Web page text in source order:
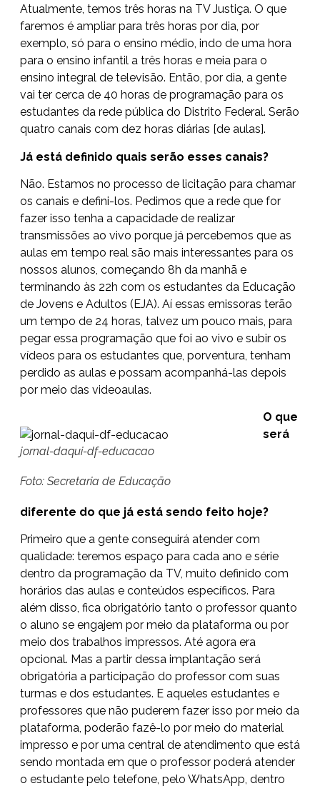
Atualmente, temos três horas na TV Justiça. O que
faremos é ampliar para três horas por dia, por
exemplo, só para o ensino médio, indo de uma hora
para o ensino infantil a três horas e meia para o
ensino integral de televisão. Então, por dia, a gente
vai ter cerca de 40 horas de programação para os
estudantes da rede pública do Distrito Federal. Serão
quatro canais com dez horas diárias [de aulas].
Já está definido quais serão esses canais?
Não. Estamos no processo de licitação para chamar
os canais e defini-los. Pedimos que a rede que for
fazer isso tenha a capacidade de realizar
transmissões ao vivo porque já percebemos que as
aulas em tempo real são mais interessantes para os
nossos alunos, começando 8h da manhã e
terminando às 22h com os estudantes da Educação
de Jovens e Adultos (EJA). Aí essas emissoras terão
um tempo de 24 horas, talvez um pouco mais, para
pegar essa programação que foi ao vivo e subir os
vídeos para os estudantes que, porventura, tenham
perdido as aulas e possam acompanhá-las depois
por meio das videoaulas.
jornal-daqui-df-educacao
Foto: Secretaria de Educação
O que
será
diferente do que já está sendo feito hoje?
Primeiro que a gente conseguirá atender com
qualidade: teremos espaço para cada ano e série
dentro da programação da TV, muito definido com
horários das aulas e conteúdos específicos. Para
além disso, fica obrigatório tanto o professor quanto
o aluno se engajem por meio da plataforma ou por
meio dos trabalhos impressos. Até agora era
opcional. Mas a partir dessa implantação será
obrigatória a participação do professor com suas
turmas e dos estudantes. E aqueles estudantes e
professores que não puderem fazer isso por meio da
plataforma, poderão fazê-lo por meio do material
impresso e por uma central de atendimento que está
sendo montada em que o professor poderá atender
o estudante pelo telefone, pelo WhatsApp, dentro